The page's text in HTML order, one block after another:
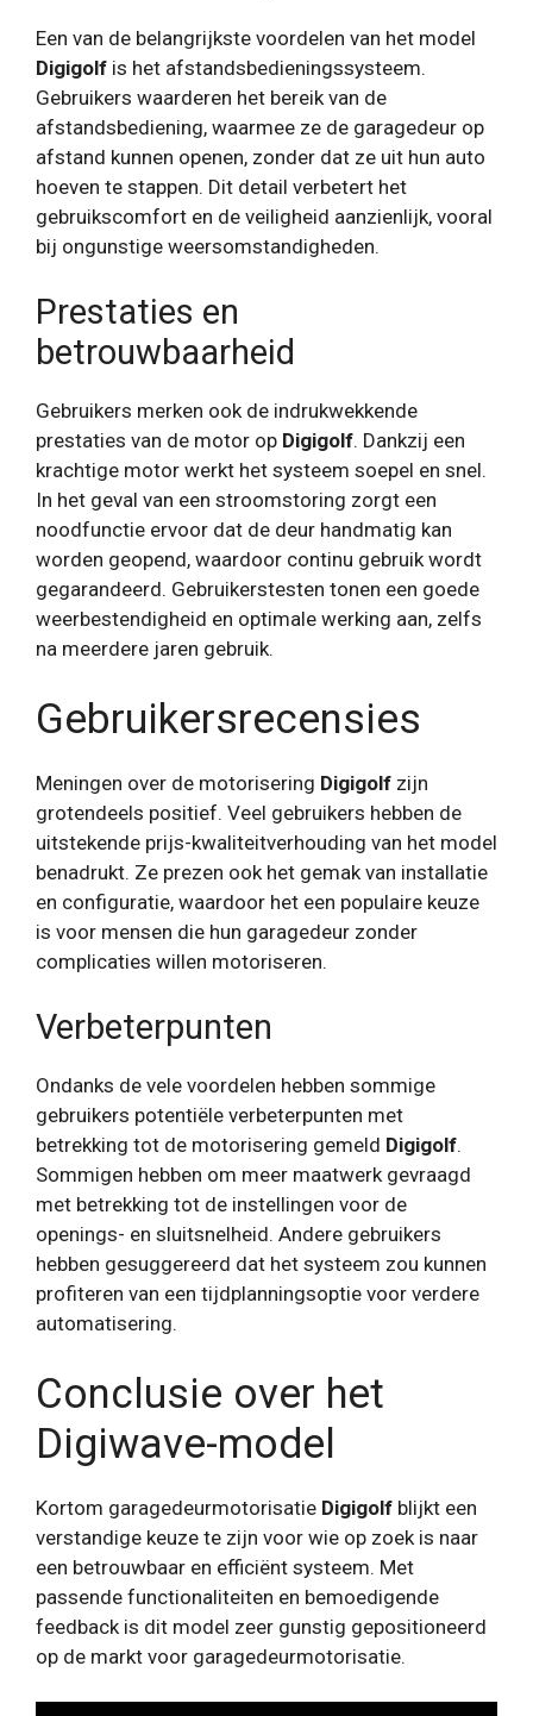
Een van de belangrijkste voordelen van het model
Digigolf is het afstandsbedieningssysteem.
Gebruikers waarderen het bereik van de
afstandsbediening, waarmee ze de garagedeur op
afstand kunnen openen, zonder dat ze uit hun auto
hoeven te stappen. Dit detail verbetert het
gebruikscomfort en de veiligheid aanzienlijk, vooral
bij ongunstige weersomstandigheden.
Prestaties en
betrouwbaarheid
Gebruikers merken ook de indrukwekkende
prestaties van de motor op Digigolf. Dankzij een
krachtige motor werkt het systeem soepel en snel.
In het geval van een stroomstoring zorgt een
noodfunctie ervoor dat de deur handmatig kan
worden geopend, waardoor continu gebruik wordt
gegarandeerd. Gebruikerstesten tonen een goede
weerbestendigheid en optimale werking aan, zelfs
na meerdere jaren gebruik.
Gebruikersrecensies
Meningen over de motorisering Digigolf zijn
grotendeels positief. Veel gebruikers hebben de
uitstekende prijs-kwaliteitverhouding van het model
benadrukt. Ze prezen ook het gemak van installatie
en configuratie, waardoor het een populaire keuze
is voor mensen die hun garagedeur zonder
complicaties willen motoriseren.
Verbeterpunten
Ondanks de vele voordelen hebben sommige
gebruikers potentiële verbeterpunten met
betrekking tot de motorisering gemeld Digigolf.
Sommigen hebben om meer maatwerk gevraagd
met betrekking tot de instellingen voor de
openings- en sluitsnelheid. Andere gebruikers
hebben gesuggereerd dat het systeem zou kunnen
profiteren van een tijdplanningsoptie voor verdere
automatisering.
Conclusie over het
Digiwave-model
Kortom garagedeurmotorisatie Digigolf blijkt een
verstandige keuze te zijn voor wie op zoek is naar
een betrouwbaar en efficiënt systeem. Met
passende functionaliteiten en bemoedigende
feedback is dit model zeer gunstig gepositioneerd
op de markt voor garagedeurmotorisatie.